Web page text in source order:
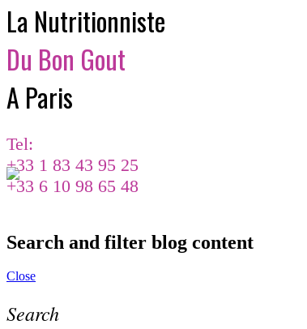
La Nutritionniste
Du Bon Gout
A Paris
Tel:
+33 1 83 43 95 25
+33 6 10 98 65 48
Search and filter blog content
Close
Search